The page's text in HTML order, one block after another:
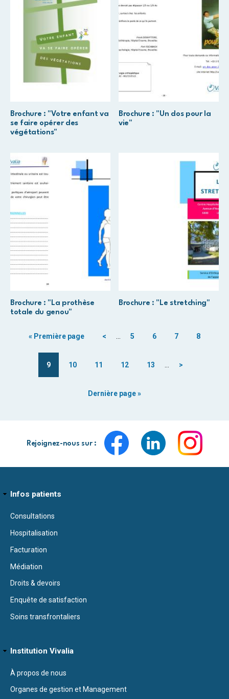
Brochure : "Votre enfant va
se faire opérer des
végétations"
Brochure : "Un dos pour la
vie"
Brochure : "La prothèse
totale du genou"
Brochure : "Le stretching"
« Première page < … 5 6 7 8
9 10 11 12 13 … >
Dernière page »
Rejoignez-nous sur :
Infos patients
Consultations
Hospitalisation
Facturation
Médiation
Droits & devoirs
Enquête de satisfaction
Soins transfrontaliers
Institution Vivalia
À propos de nous
Organes de gestion et Management